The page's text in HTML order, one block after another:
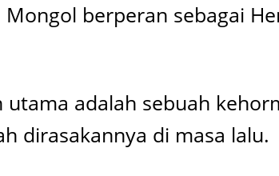
berperan sebagai
adalah sebuah
dirasakannya di masa lalu.